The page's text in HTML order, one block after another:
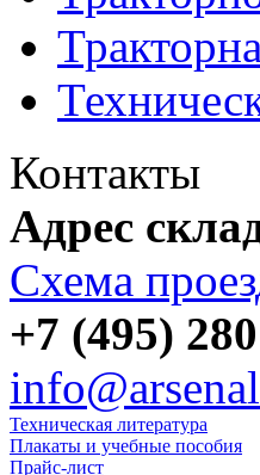
Контакты
Адрес
Схема
+7 (495)
Техническая литература
Плакаты и учебные пособия
Прайс-лист